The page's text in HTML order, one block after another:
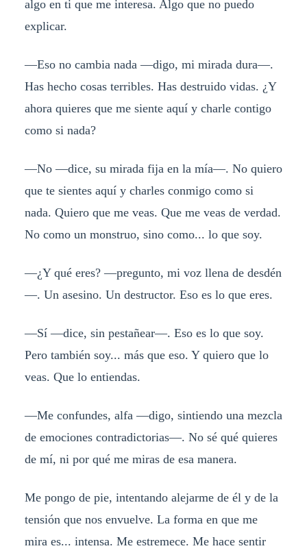
algo en ti que me interesa. Algo que no puedo
explicar.
—Eso no cambia nada —digo, mi mirada dura—.
Has hecho cosas terribles. Has destruido vidas. ¿Y
ahora quieres que me siente aquí y charle contigo
como si nada?
—No —dice, su mirada fija en la mía—. No quiero
que te sientes aquí y charles conmigo como si
nada. Quiero que me veas. Que me veas de verdad.
No como un monstruo, sino como... lo que soy.
—¿Y qué eres? —pregunto, mi voz llena de desdén
—. Un asesino. Un destructor. Eso es lo que eres.
—Sí —dice, sin pestañear—. Eso es lo que soy.
Pero también soy... más que eso. Y quiero que lo
veas. Que lo entiendas.
—Me confundes, alfa —digo, sintiendo una mezcla
de emociones contradictorias—. No sé qué quieres
de mí, ni por qué me miras de esa manera.
Me pongo de pie, intentando alejarme de él y de la
tensión que nos envuelve. La forma en que me
mira es... intensa. Me estremece. Me hace sentir